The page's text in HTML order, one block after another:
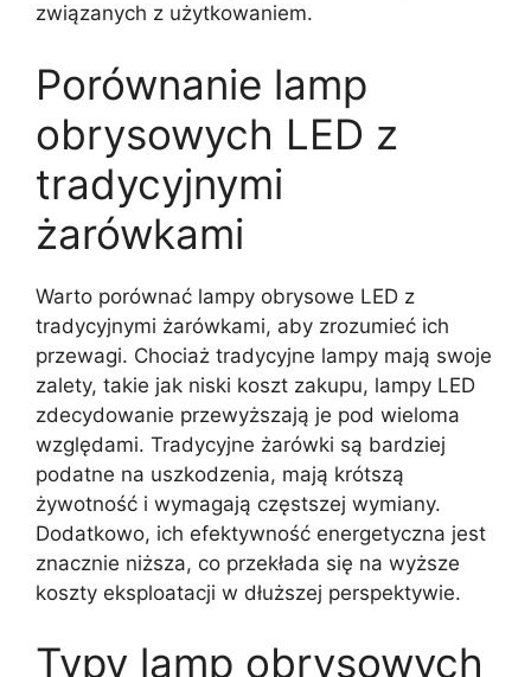
związanych z użytkowaniem.
Porównanie lamp
obrysowych LED z
tradycyjnymi
żarówkami
Warto porównać lampy obrysowe LED z
tradycyjnymi żarówkami, aby zrozumieć ich
przewagi. Chociaż tradycyjne lampy mają swoje
zalety, takie jak niski koszt zakupu, lampy LED
zdecydowanie przewyższają je pod wieloma
względami. Tradycyjne żarówki są bardziej
podatne na uszkodzenia, mają krótszą
żywotność i wymagają częstszej wymiany.
Dodatkowo, ich efektywność energetyczna jest
znacznie niższa, co przekłada się na wyższe
koszty eksploatacji w dłuższej perspektywie.
Typy lamp obrysowych